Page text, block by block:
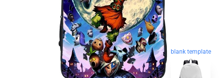
blank template